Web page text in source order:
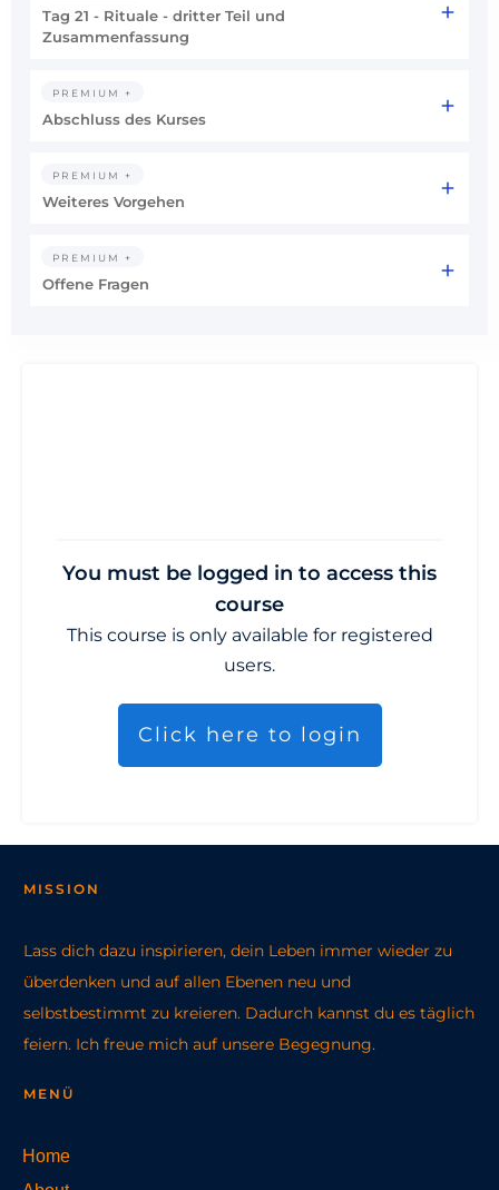
You must be logged in to access this
course
This course is only available for registered
users.
Click here to login
Tag 21 - Rituale - dritter Teil und
Zusammenfassung
PREMIUM +
Abschluss des Kurses
PREMIUM +
Weiteres Vorgehen
PREMIUM +
Offene Fragen
MISSION
Lass dich dazu inspirieren, dein Leben immer wieder zu
überdenken und auf allen Ebenen neu und
selbstbestimmt zu kreieren. Dadurch kannst du es täglich
feiern. Ich freue mich auf unsere Begegnung.
MENÜ
Home